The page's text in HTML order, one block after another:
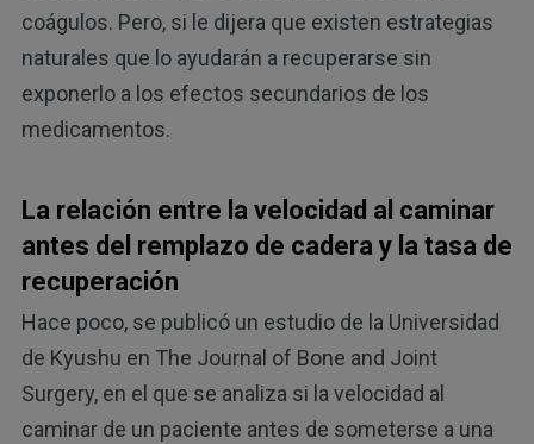
coágulos. Pero, si le dijera que existen estrategias
naturales que lo ayudarán a recuperarse sin
exponerlo a los efectos secundarios de los
medicamentos.
La relación entre la velocidad al caminar
antes del remplazo de cadera y la tasa de
recuperación
Hace poco, se publicó un estudio de la Universidad
de Kyushu en The Journal of Bone and Joint
Surgery, en el que se analiza si la velocidad al
caminar de un paciente antes de someterse a una